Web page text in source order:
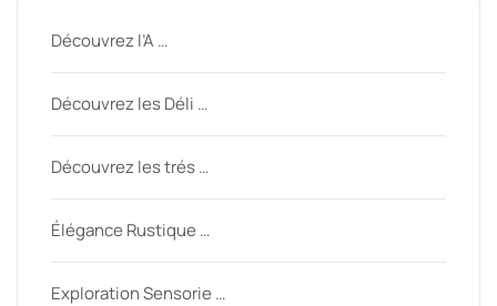
Découvrez l’A …
Découvrez les Déli …
Découvrez les trés …
Élégance Rustique …
Exploration Sensorie …